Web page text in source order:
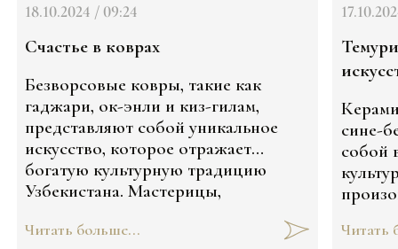
18.10.2024 / 09:24
Счастье в коврах
Безворсовые ковры, такие как
гаджари, ок-энли и киз-гилам,
представляют собой уникальное
искусство, которое отражает
богатую культурную традицию
Узбекистана. Мастерицы,
древние техники и символику, что
Читать больше...
сине-
собой
Читать